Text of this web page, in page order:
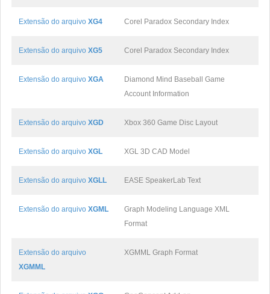
Extensão do arquivo XG4 Corel Paradox Secondary Index
Extensão do arquivo XG5 Corel Paradox Secondary Index
Extensão do arquivo XGA
Diamond Mind Baseball Game
Account Information
Extensão do arquivo XGD Xbox 360 Game Disc Layout
Extensão do arquivo XGL XGL 3D CAD Model
Extensão do arquivo XGLL EASE SpeakerLab Text
Extensão do arquivo XGML
Graph Modeling Language XML
Format
Extensão do arquivo
XGMML
XGMML Graph Format